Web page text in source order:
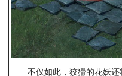
不仅如此，狡猾的花妖